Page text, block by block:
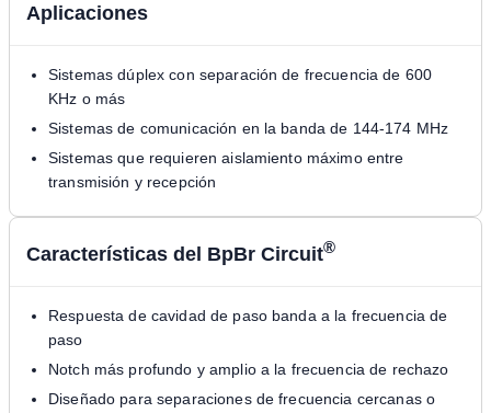
Aplicaciones
Sistemas dúplex con separación de frecuencia de 600
KHz o más
Sistemas de comunicación en la banda de 144-174 MHz
Sistemas que requieren aislamiento máximo entre
transmisión y recepción
Características del BpBr Circuit®
Respuesta de cavidad de paso banda a la frecuencia de
paso
Notch más profundo y amplio a la frecuencia de rechazo
Diseñado para separaciones de frecuencia cercanas o